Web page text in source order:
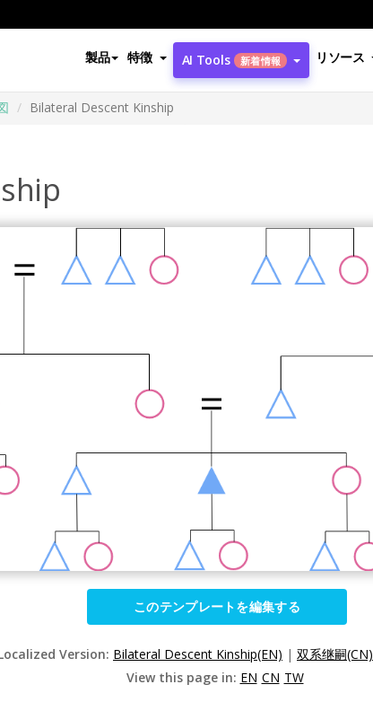
製品 特徴 AI Tools 新着情報 リソース
Bilateral Descent Kinship
このテンプレートを編集する
Version: Bilateral Descent Kinship(EN) | 双系继嗣(CN)
View this page in: EN CN TW